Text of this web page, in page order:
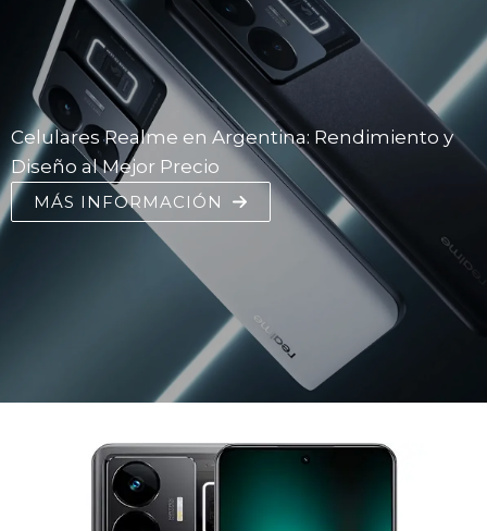
Celulares Realme en Argentina: Rendimiento y
Diseño al Mejor Precio
MÁS INFORMACIÓN